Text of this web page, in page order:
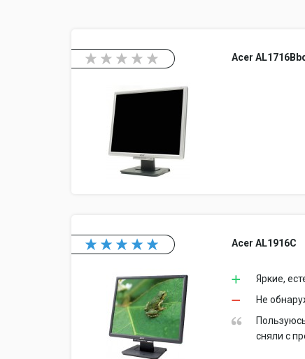
Acer AL1716Bbd
Acer AL1916C
Яркие,
Не
сняли с